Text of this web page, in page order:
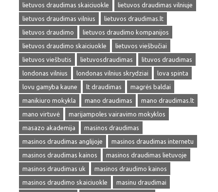
lietuvos draudimas skaiciuokle
lietuvos draudimas vilniuje
lietuvos draudimas vilnius
lietuvos draudimas.lt
lietuvos draudimo
lietuvos draudimo kompanijos
lietuvos draudimo skaiciuokle
lietuvos viešbučiai
lietuvos viešbutis
lietuvosdraudimas
lituvos draudimas
londonas vilnius
londonas vilnius skrydziai
lova spinta
lovu gamyba kaune
lt draudimas
magrės baldai
manikiuro mokykla
mano draudimas
mano draudimas.lt
mano virtuvė
marijampoles vairavimo mokyklos
masazo akademija
masinos draudimas
masinos draudimas anglijoje
masinos draudimas internetu
masinos draudimas kainos
masinos draudimas lietuvoje
masinos draudimas uk
masinos draudimo kainos
masinos draudimo skaiciuokle
masinu draudimai